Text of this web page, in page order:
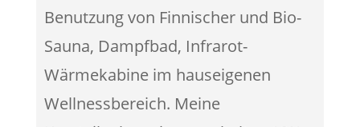
Benutzung von Finnischer und Bio-
Sauna, Dampfbad, Infrarot-
Wärmekabine im hauseigenen
Wellnessbereich. Meine